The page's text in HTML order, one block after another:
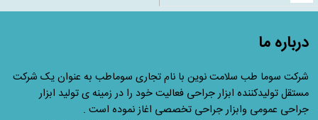
درباره ما
شرکت سوما طب سلامت نوین با نام تجاری سوماطب به عنوان یک شرکت
مستقل تولیدکننده ابزار جراحی فعالیت خود را در زمینه ی تولید ابزار
جراحی عمومی وابزار جراحی تخصصی اغاز نموده است .